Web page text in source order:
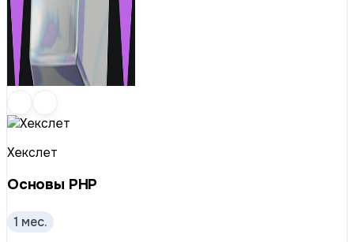
Хекслет
Основы PHP
1 мес.